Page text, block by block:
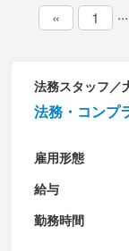
«
1 ...
法務スタッフ／
法務・コンプ
雇用形態
給与
勤務時間